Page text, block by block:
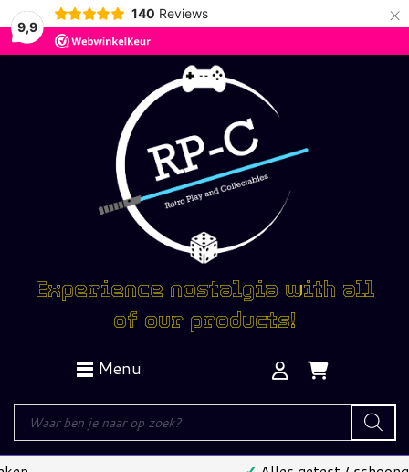
9,9
140 Reviews ×
Experience nostalgia with all
of our products!
Menu
Producten
zoeken